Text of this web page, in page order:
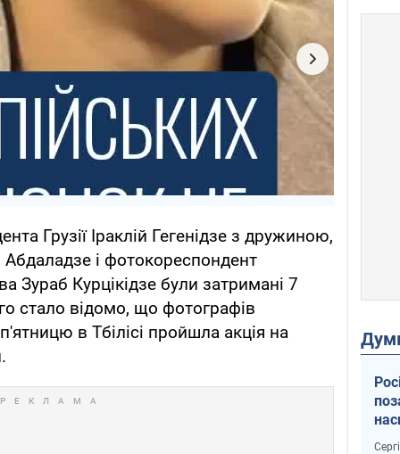
Грузії Іраклій Гегенідзе з дружиною,
Абдаладзе і фотокореспондент
Зураб Курцікідзе були затримані 7
стало відомо, що фотографів
в Тбілісі пройшла акція на